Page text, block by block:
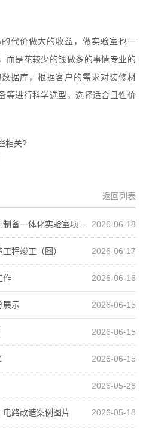
价做大的收益，做实验室也一
而是花较少的钱做多的事情专业的
据库，根据客户的需求对装修材
等进行科学选型，选择适合且性价
相关?
返回列表
2026-06-18
化实验室项目装修案例图
2026-06-17
程竣工（图）
2026-06-16
作
2026-06-15
展示
2026-06-15
2026-06-15
2026-05-28
2026-05-18
路改造案例图片